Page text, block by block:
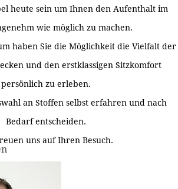
heute sein um Ihnen den Aufenthalt im
wie möglich zu machen.
haben Sie die Möglichkeit die Vielfalt der
und den erstklassigen Sitzkomfort
persönlich zu erleben.
an Stoffen selbst erfahren und nach
Bedarf entscheiden.
uns auf Ihren Besuch.